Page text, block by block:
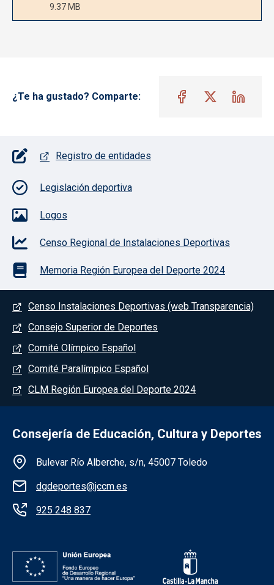
9.37 MB
¿Te ha gustado? Comparte:
Pie de página con iconos
Registro de entidades
Legislación deportiva
Logos
Censo Regional de Instalaciones Deportivas
Memoria Región Europea del Deporte 2024
Menú del pie
Censo Instalaciones Deportivas (web Transparencia)
Consejo Superior de Deportes
Comité Olímpico Español
Comité Paralímpico Español
CLM Región Europea del Deporte 2024
Consejería de Educación, Cultura y Deportes
Información de la institución
Bulevar Río Alberche, s/n, 45007 Toledo
dgdeportes@jccm.es
925 248 837